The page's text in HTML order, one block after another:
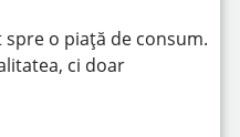
o piață de consum.
ci doar